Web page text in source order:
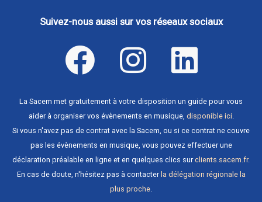
Suivez-nous aussi sur vos réseaux sociaux
La Sacem met gratuitement à votre disposition un guide pour vous
aider à organiser vos évènements en musique, disponible ici.
Si vous n'avez pas de contrat avec la Sacem, ou si ce contrat ne couvre
pas les évènements en musique, vous pouvez effectuer une
déclaration préalable en ligne et en quelques clics surclients.sacem.fr.
En cas de doute, n'hésitez pas à contacterla délégation régionale la
plus proche